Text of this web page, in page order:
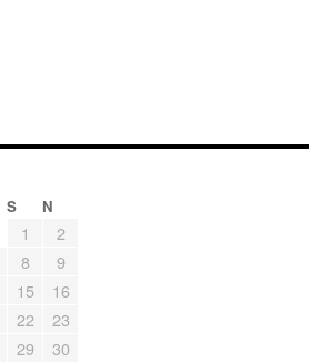
S N
1
2
8
9
15
16
22
23
29
30